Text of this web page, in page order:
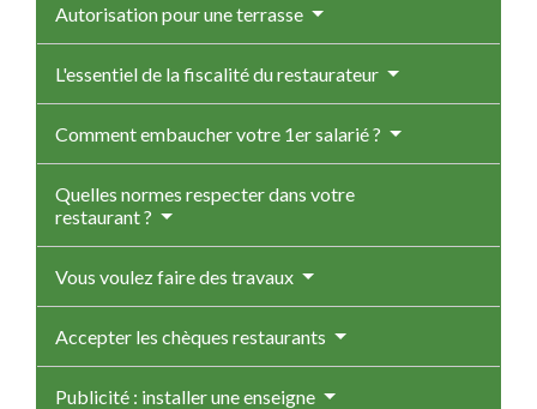
Autorisation pour une terrasse
L'essentiel de la fiscalité du restaurateur
Comment embaucher votre 1er salarié ?
Quelles normes respecter dans votre
restaurant ?
Vous voulez faire des travaux
Accepter les chèques restaurants
Publicité : installer une enseigne